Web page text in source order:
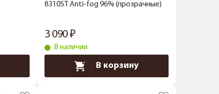
8310ST Anti-fog 96% (прозрачные)
3 090
В наличии
В корзину